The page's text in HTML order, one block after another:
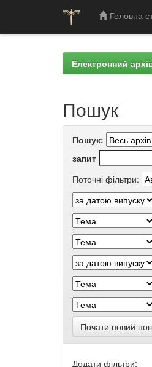
Головна
Електронний
Пошук
Пошук:
запит
Поточні фільтри:
Почати новий
Додати фільтри: